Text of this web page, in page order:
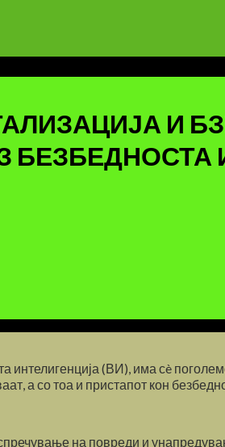
И
БЕЗБЕДНОСТА
(ВИ), има сè
а со тоа и пристапот кон
на повреди и